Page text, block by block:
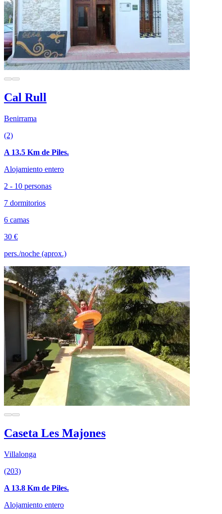
Cal Rull
Benirrama
(2)
A 13.5 Km de Piles.
Alojamiento entero
2 - 10 personas
7 dormitorios
6 camas
30 €
pers./noche (aprox.)
Caseta Les Majones
Villalonga
(203)
A 13.8 Km de Piles.
Alojamiento entero